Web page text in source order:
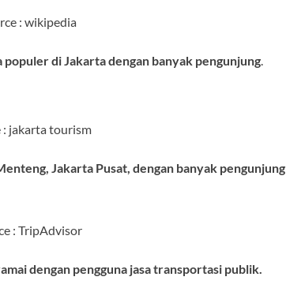
: wikipedia
di Jakarta dengan banyak pengunjung.
: jakarta tourism
Jakarta Pusat, dengan banyak pengunjung
: TripAdvisor
dengan pengguna jasa transportasi publik.